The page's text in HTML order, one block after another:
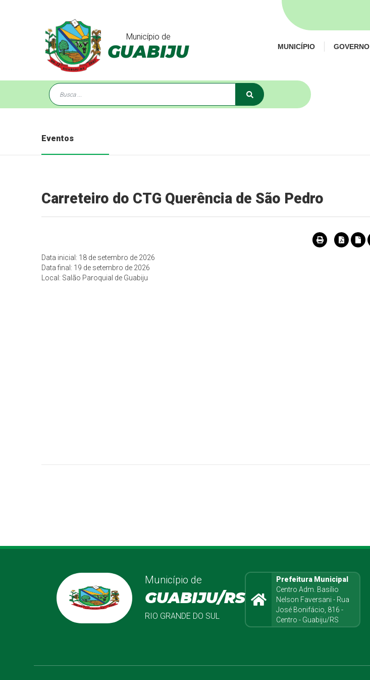
Município de
GUABIJU MUNICÍPIO GOVERNO
Eventos
Carreteiro do CTG Querência de São Pedro
Data inicial: 18 de setembro de 2026
Data final: 19 de setembro de 2026
Local: Salão Paroquial de Guabiju
Município de
GUABIJU/RS
RIO GRANDE DO SUL
Prefeitura Municipal
Centro Adm. Basílio
Nelson Faversani - Rua
José Bonifácio, 816 -
Centro - Guabiju/RS